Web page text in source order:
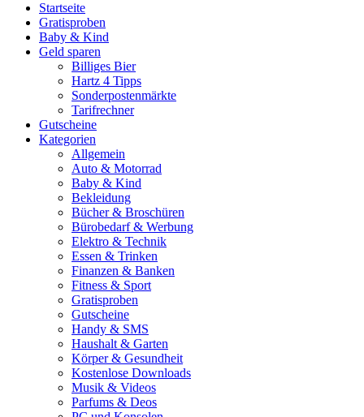
Startseite
Gratisproben
Baby & Kind
Geld sparen
Billiges Bier
Hartz 4 Tipps
Sonderpostenmärkte
Tarifrechner
Gutscheine
Kategorien
Allgemein
Auto & Motorrad
Baby & Kind
Bekleidung
Bücher & Broschüren
Bürobedarf & Werbung
Elektro & Technik
Essen & Trinken
Finanzen & Banken
Fitness & Sport
Gratisproben
Gutscheine
Handy & SMS
Haushalt & Garten
Körper & Gesundheit
Kostenlose Downloads
Musik & Videos
Parfums & Deos